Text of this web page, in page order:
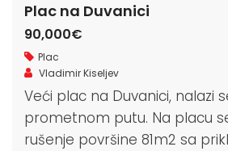
Plac na Duvanici
90,000€
Plac
Vladimir Kiseljev
Veći plac na Duvanici, nalazi
prometnom putu. Na placu
rušenje površine 81m2 sa